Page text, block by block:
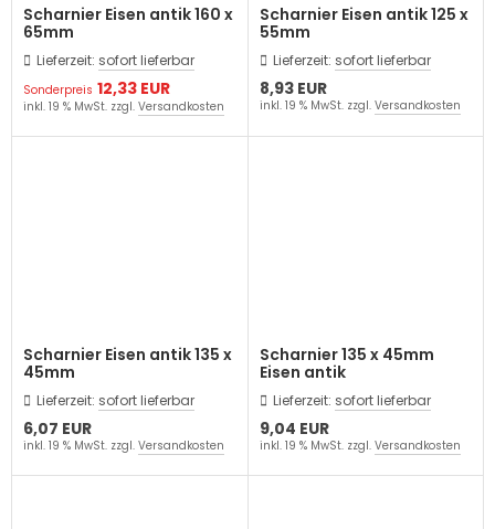
Scharnier Eisen antik 160 x
65mm
Lieferzeit: sofort lieferbar
Sonderpreis 12,33 EUR
inkl. 19 % MwSt. zzgl. Versandkosten
Scharnier Eisen antik 125 x
55mm
Lieferzeit: sofort lieferbar
8,93 EUR
inkl. 19 % MwSt. zzgl. Versandkosten
Scharnier Eisen antik 135 x
45mm
Lieferzeit: sofort lieferbar
6,07 EUR
inkl. 19 % MwSt. zzgl. Versandkosten
Scharnier 135 x 45mm
Eisen antik
Lieferzeit: sofort lieferbar
9,04 EUR
inkl. 19 % MwSt. zzgl. Versandkosten